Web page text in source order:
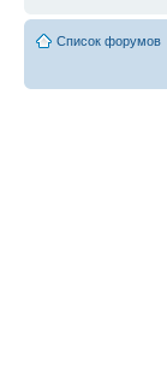
Список форумов